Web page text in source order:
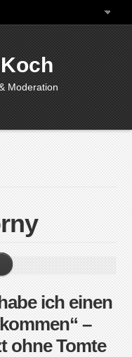
Moderation
ich einen
–
ohne Tomte